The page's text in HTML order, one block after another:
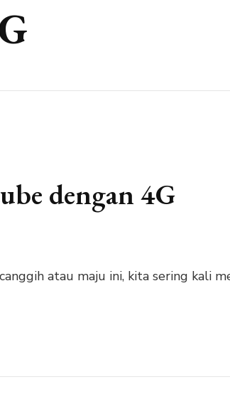
dengan 4G
atau maju ini, kita sering kali